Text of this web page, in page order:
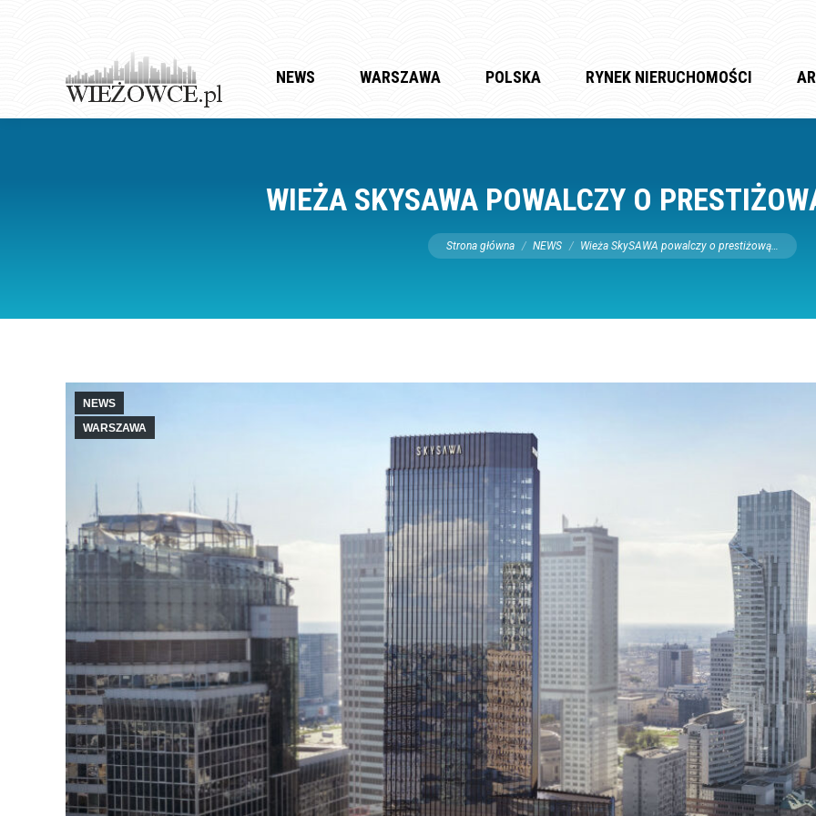
NEWS WARSZAWA POLSKA RYNEK NIERUCHOMOŚCI
WIEŻA SKYSAWA POWALCZY O
Jesteś tutaj:
Strona główna NEWS Wieża SkySAWA powalczy o prestiżową…
NEWS
WARSZAWA